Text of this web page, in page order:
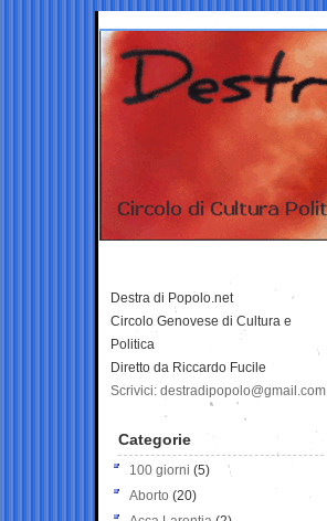
Destra di Popolo.net
Circolo Genovese di Cultura e
Politica
Diretto da Riccardo Fucile
Scrivici: destradipopolo@gmail.com
Categorie
100 giorni (5)
Aborto (20)